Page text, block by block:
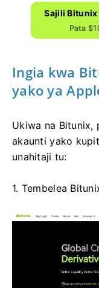
Sajili Bitunix
Pata
Ingia kwa
yako ya
Ukiwa na Bitunix,
akaunti yako
unahitaji tu:
1. Tembelea